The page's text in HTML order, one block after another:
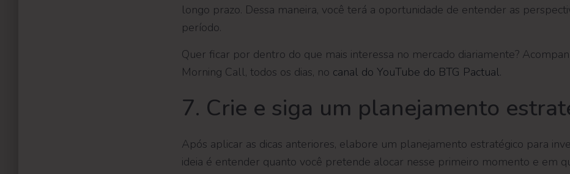
longo prazo. Dessa maneira, você terá a oportunidade de entender as
período.
Quer ficar por dentro do que mais interessa no mercado diariamente?
Morning Call, todos os dias, no canal do YouTube do BTG Pactual.
7. Crie e siga um planejamento
Após aplicar as dicas anteriores, elabore um planejamento estratégico para
ideia é entender quanto você pretende alocar nesse primeiro momento e em